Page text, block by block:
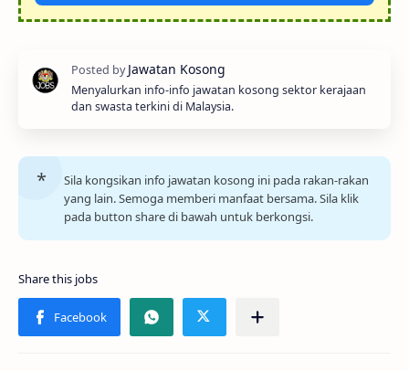
Menyalurkan info-info jawatan kosong sektor kerajaan
dan swasta terkini di Malaysia.
Sila kongsikan info jawatan kosong ini pada rakan-rakan
yang lain. Semoga memberi manfaat bersama. Sila klik
pada button share di bawah untuk berkongsi.